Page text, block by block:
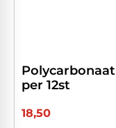
per 12st
18,50